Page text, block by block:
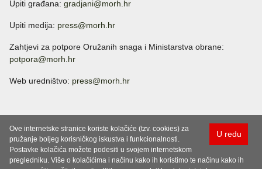
Upiti građana: gradjani@morh.hr
Upiti medija: press@morh.hr
Zahtjevi za potpore Oružanih snaga i Ministarstva obrane:
potpora@morh.hr
Web uredništvo: press@morh.hr
U redu
Ove internetske stranice koriste kolačiće (tzv. cookies) za
pružanje boljeg korisničkog iskustva i funkcionalnosti.
Postavke kolačića možete podesiti u svojem internetskom
pregledniku. Više o kolačićima i načinu kako ih koristimo te načinu kako ih